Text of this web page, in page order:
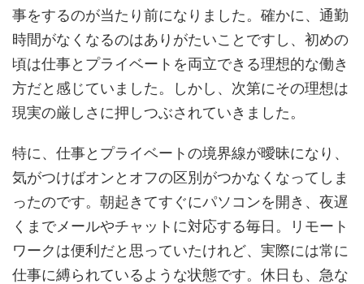
事をするのが当たり前になりました。確かに、通勤
時間がなくなるのはありがたいことですし、初めの
頃は仕事とプライベートを両立できる理想的な働き
方だと感じていました。しかし、次第にその理想は
現実の厳しさに押しつぶされていきました。
特に、仕事とプライベートの境界線が曖昧になり、
気がつけばオンとオフの区別がつかなくなってしま
ったのです。朝起きてすぐにパソコンを開き、夜遅
くまでメールやチャットに対応する毎日。リモート
ワークは便利だと思っていたけれど、実際には常に
仕事に縛られているような状態です。休日も、急な